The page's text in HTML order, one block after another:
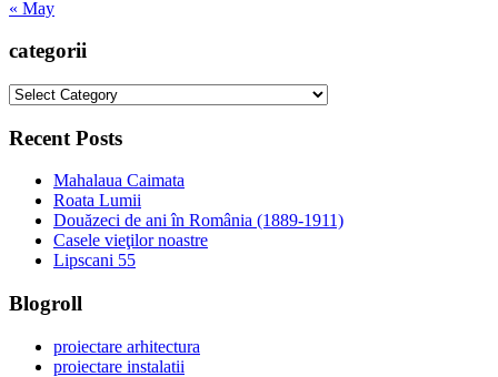
« May
categorii
categorii
Recent Posts
Mahalaua Caimata
Roata Lumii
Douăzeci de ani în România (1889-1911)
Casele vieţilor noastre
Lipscani 55
Blogroll
proiectare arhitectura
proiectare instalatii